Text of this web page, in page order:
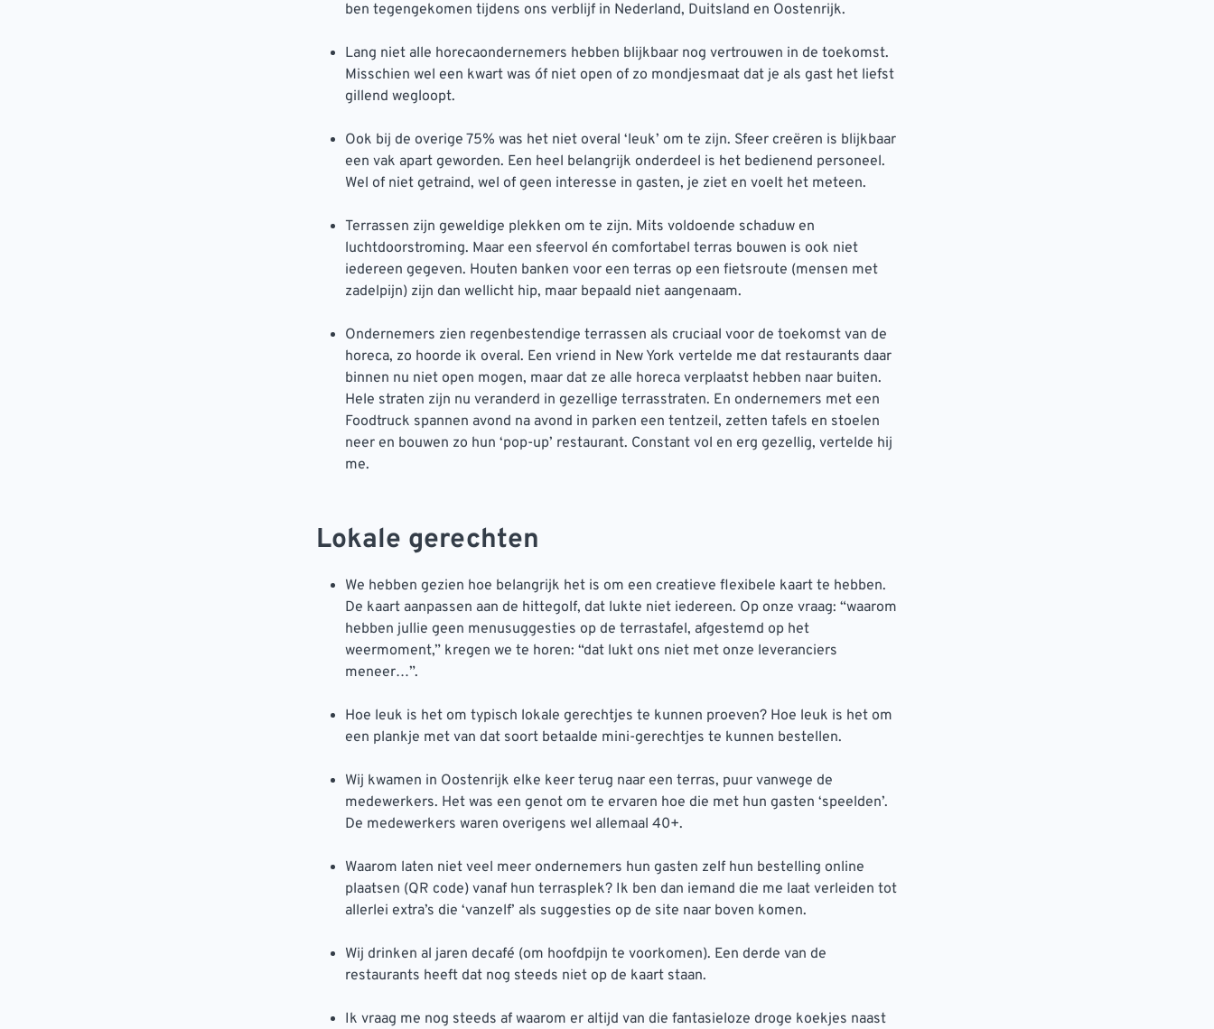
ben tegengekomen tijdens ons verblijf in Nederland, Duitsland en Oostenrijk.
Lang niet alle horecaondernemers hebben blijkbaar nog vertrouwen in de toekomst.
Misschien wel een kwart was óf niet open of zo mondjesmaat dat je als gast het liefst
gillend wegloopt.
Ook bij de overige 75% was het niet overal ‘leuk’ om te zijn. Sfeer creëren is blijkbaar
een vak apart geworden. Een heel belangrijk onderdeel is het bedienend personeel.
Wel of niet getraind, wel of geen interesse in gasten, je ziet en voelt het meteen.
Terrassen zijn geweldige plekken om te zijn. Mits voldoende schaduw en
luchtdoorstroming. Maar een sfeervol én comfortabel terras bouwen is ook niet
iedereen gegeven. Houten banken voor een terras op een fietsroute (mensen met
zadelpijn) zijn dan wellicht hip, maar bepaald niet aangenaam.
Ondernemers zien regenbestendige terrassen als cruciaal voor de toekomst van de
horeca, zo hoorde ik overal. Een vriend in New York vertelde me dat restaurants daar
binnen nu niet open mogen, maar dat ze alle horeca verplaatst hebben naar buiten.
Hele straten zijn nu veranderd in gezellige terrasstraten. En ondernemers met een
Foodtruck spannen avond na avond in parken een tentzeil, zetten tafels en stoelen
neer en bouwen zo hun ‘pop-up’ restaurant. Constant vol en erg gezellig, vertelde hij
me.
Lokale gerechten
We hebben gezien hoe belangrijk het is om een creatieve flexibele kaart te hebben.
De kaart aanpassen aan de hittegolf, dat lukte niet iedereen. Op onze vraag: “waarom
hebben jullie geen menusuggesties op de terrastafel, afgestemd op het
weermoment,” kregen we te horen: “dat lukt ons niet met onze leveranciers
meneer…”.
Hoe leuk is het om typisch lokale gerechtjes te kunnen proeven? Hoe leuk is het om
een plankje met van dat soort betaalde mini-gerechtjes te kunnen bestellen.
Wij kwamen in Oostenrijk elke keer terug naar een terras, puur vanwege de
medewerkers. Het was een genot om te ervaren hoe die met hun gasten ‘speelden’.
De medewerkers waren overigens wel allemaal 40+.
Waarom laten niet veel meer ondernemers hun gasten zelf hun bestelling online
plaatsen (QR code) vanaf hun terrasplek? Ik ben dan iemand die me laat verleiden tot
allerlei extra’s die ‘vanzelf’ als suggesties op de site naar boven komen.
Wij drinken al jaren decafé (om hoofdpijn te voorkomen). Een derde van de
restaurants heeft dat nog steeds niet op de kaart staan.
Ik vraag me nog steeds af waarom er altijd van die fantasieloze droge koekjes naast